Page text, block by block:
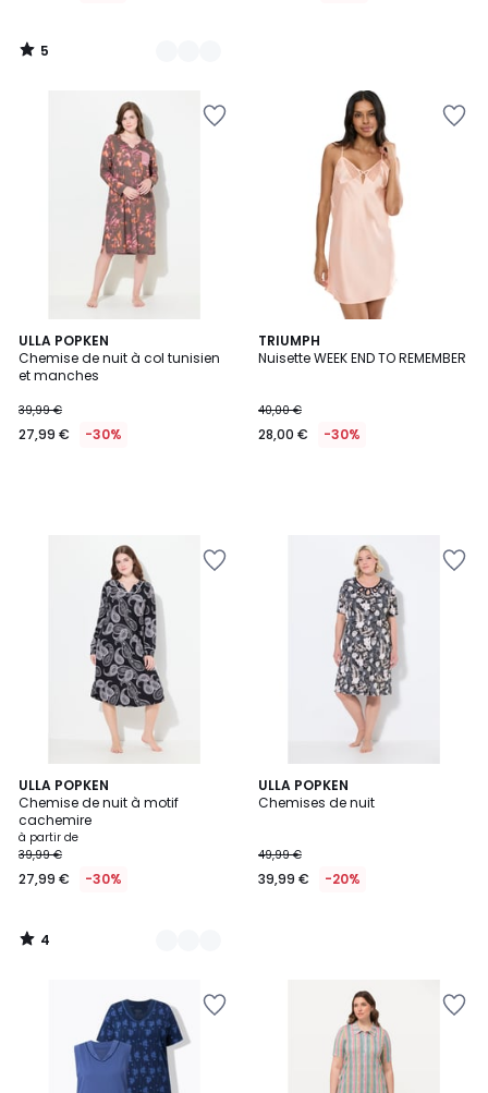
5
/
ULLA POPKEN
Chemise de nuit à col tunisien
et manches
39,99 €
27,99 € -30%
TRIUMPH
Nuisette WEEK END TO REMEMBER
40,00 €
28,00 € -30%
ULLA POPKEN
Chemise de nuit à motif
cachemire
à partir de
39,99 €
27,99 € -30%
4
/
5
2
Couleurs
4
/
ULLA POPKEN
Chemises de nuit
49,99 €
39,99 € -20%